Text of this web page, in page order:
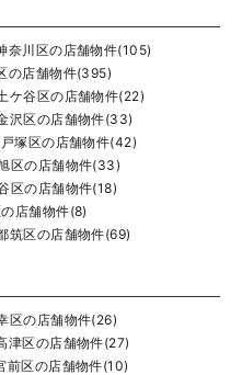
奈川区の店舗物件(105)
の店舗物件(395)
ケ谷区の店舗物件(22)
沢区の店舗物件(33)
塚区の店舗物件(42)
区の店舗物件(33)
区の店舗物件(18)
店舗物件(8)
筑区の店舗物件(69)
区の店舗物件(26)
津区の店舗物件(27)
前区の店舗物件(10)